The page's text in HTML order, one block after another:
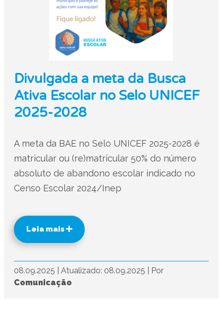
Divulgada a meta da Busca
Ativa Escolar no Selo UNICEF
2025-2028
A meta da BAE no Selo UNICEF 2025-2028 é
matricular ou (re)matricular 50% do número
absoluto de abandono escolar indicado no
Censo Escolar 2024/Inep
Leia mais
08.09.2025 Atualizado: 08.09.2025
Por
Comunicação